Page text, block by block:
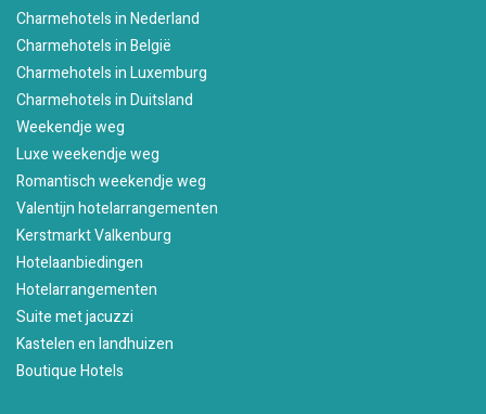
Charmehotels in Nederland
Charmehotels in België
Charmehotels in Luxemburg
Charmehotels in Duitsland
Weekendje weg
Luxe weekendje weg
Romantisch weekendje weg
Valentijn hotelarrangementen
Kerstmarkt Valkenburg
Hotelaanbiedingen
Hotelarrangementen
Suite met jacuzzi
Kastelen en landhuizen
Boutique Hotels